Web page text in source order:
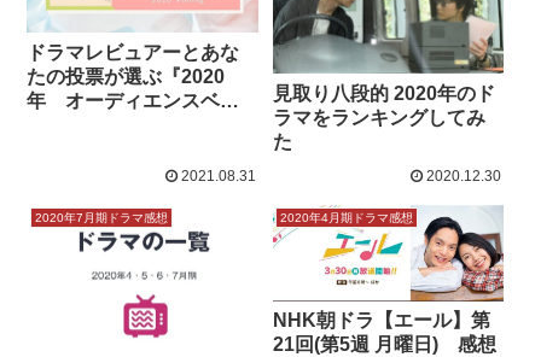
ドラマレビュアーとあな
たの投票が選ぶ『2020
年 オーディエンスベス
2021.08.31
見取り八段的 2020年のド
ラマをランキングしてみ
た
2020.12.30
2020年7月期ドラマ感想 2020年4月期ドラマ感想
NHK朝ドラ【エール】第
21回(第5週 月曜日) 感想